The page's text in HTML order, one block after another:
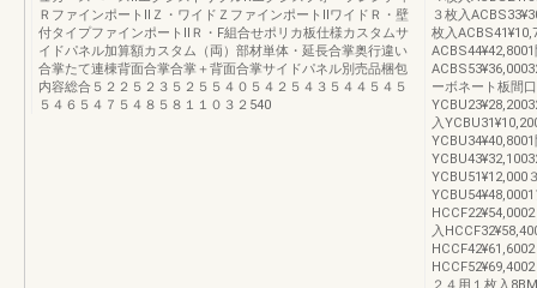
ＲファインポートⅡＺ・ワイドＺファインポートⅡワイドＲ・壁
付タイプファインポートⅡＲ・F組合せポリカ板仕様カスタムサ
イドパネル加算額カスタム（両）部材単体・延長合掌奥行違い
合掌たて連棟背面合掌合掌＋背面合掌サイドパネル別売品梱包
内容総合５２２５２３５２５５４０５４２５４３５４４５４５
５４６５４７５４８５８１１０３２540
３枚入
枚入
ーボネート板間
入
YCBU51¥12,000
入
２４用１枚入